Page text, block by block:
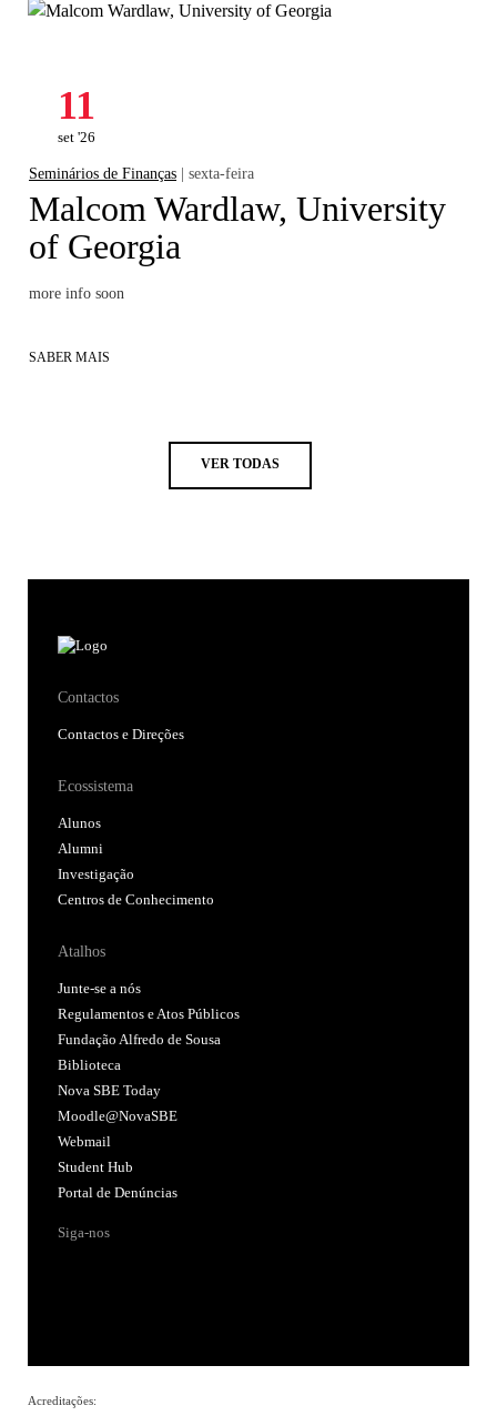
11
set '26
Seminários de Finanças | sexta-feira
Malcom Wardlaw, University
of Georgia
more info soon
SABER MAIS
VER TODAS
Contactos
Contactos e Direções
Ecossistema
Alunos
Alumni
Investigação
Centros de Conhecimento
Atalhos
Junte-se a nós
Regulamentos e Atos Públicos
Fundação Alfredo de Sousa
Biblioteca
Nova SBE Today
Moodle@NovaSBE
Webmail
Student Hub
Portal de Denúncias
Siga-nos
Acreditações: